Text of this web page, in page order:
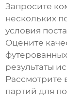
Запросите
нескольких
условия
Оцените
результаты
Рассмотрите
партий для